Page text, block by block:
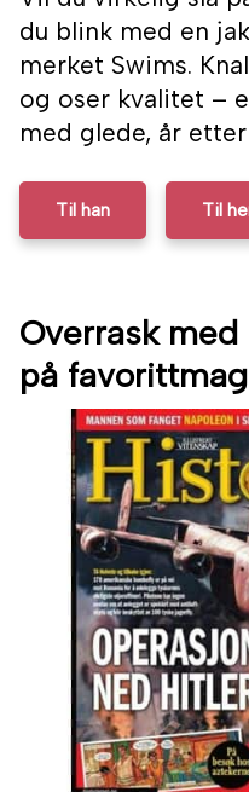
du blink med en
merket Swims.
og oser kvalitet –
med glede, år etter
Til han Til
Overrask
på